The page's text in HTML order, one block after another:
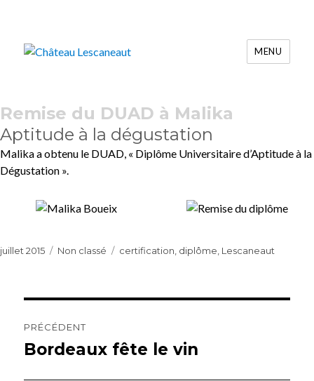
MENU
Remise du DUAD à Malika
Aptitude à la dégustation
Malika a obtenu le DUAD, « Diplôme Universitaire d’Aptitude à la
Dégustation ».
Publié
juillet 2015 Catégories
Non classé Étiquettes
certification, diplôme, Lescaneaut
de
l’article
PRÉCÉDENT
Article
Bordeaux fête le vin